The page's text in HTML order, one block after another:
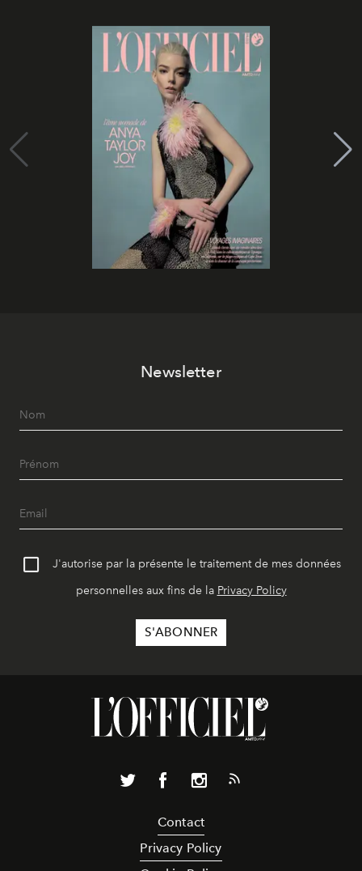
Newsletter
J'autorise par la présente le traitement de mes données
personnelles aux fins de la Privacy Policy
Contact
Privacy Policy